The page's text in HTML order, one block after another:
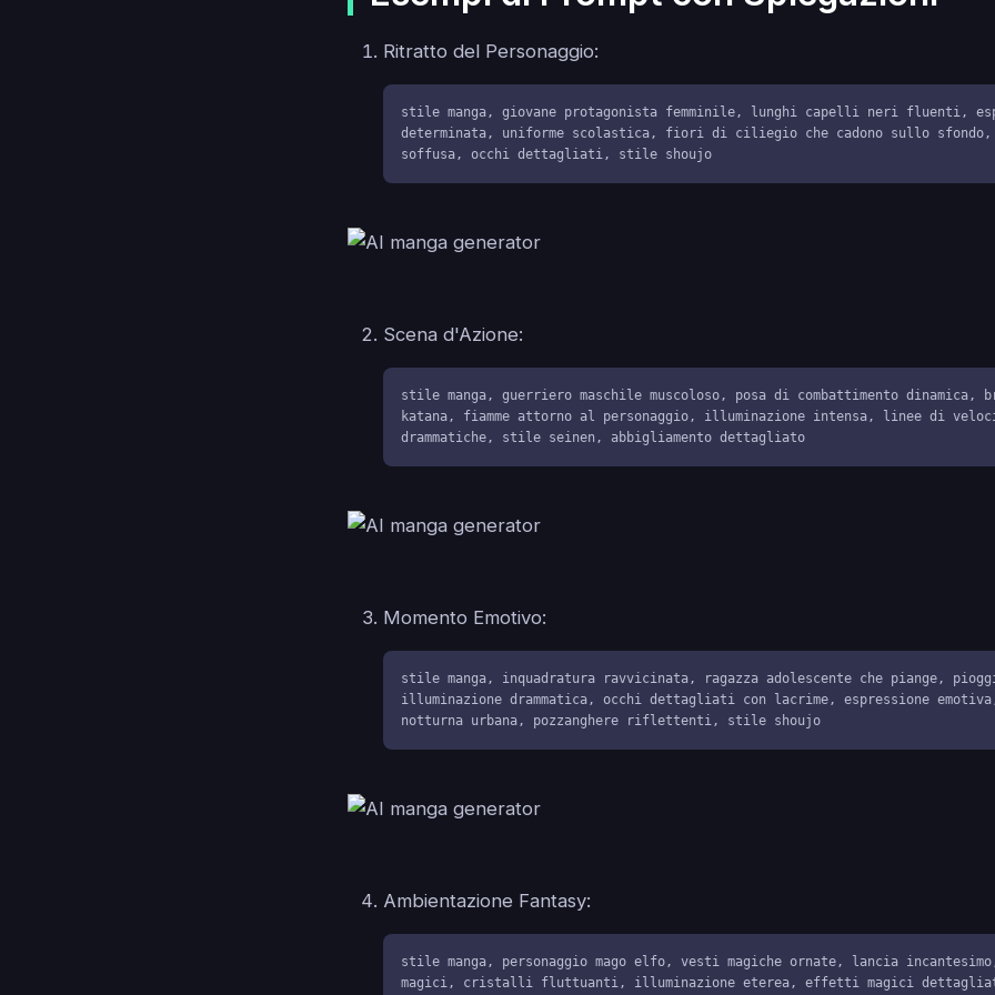
Ritratto del Personaggio:
stile manga, giovane protagonista femminile, lunghi capelli neri fluenti,
determinata, uniforme scolastica, fiori di ciliegio che cadono sullo
soffusa, occhi dettagliati, stile shoujo
Scena d'Azione:
stile manga, guerriero maschile muscoloso, posa di combattimento dinamica,
katana, fiamme attorno al personaggio, illuminazione intensa, linee di
drammatiche, stile seinen, abbigliamento dettagliato
Momento Emotivo:
stile manga, inquadratura ravvicinata, ragazza adolescente che piange,
illuminazione drammatica, occhi dettagliati con lacrime, espressione
notturna urbana, pozzanghere riflettenti, stile shoujo
Ambientazione Fantasy:
stile manga, personaggio mago elfo, vesti magiche ornate, lancia
magici, cristalli fluttuanti, illuminazione eterea, effetti magici